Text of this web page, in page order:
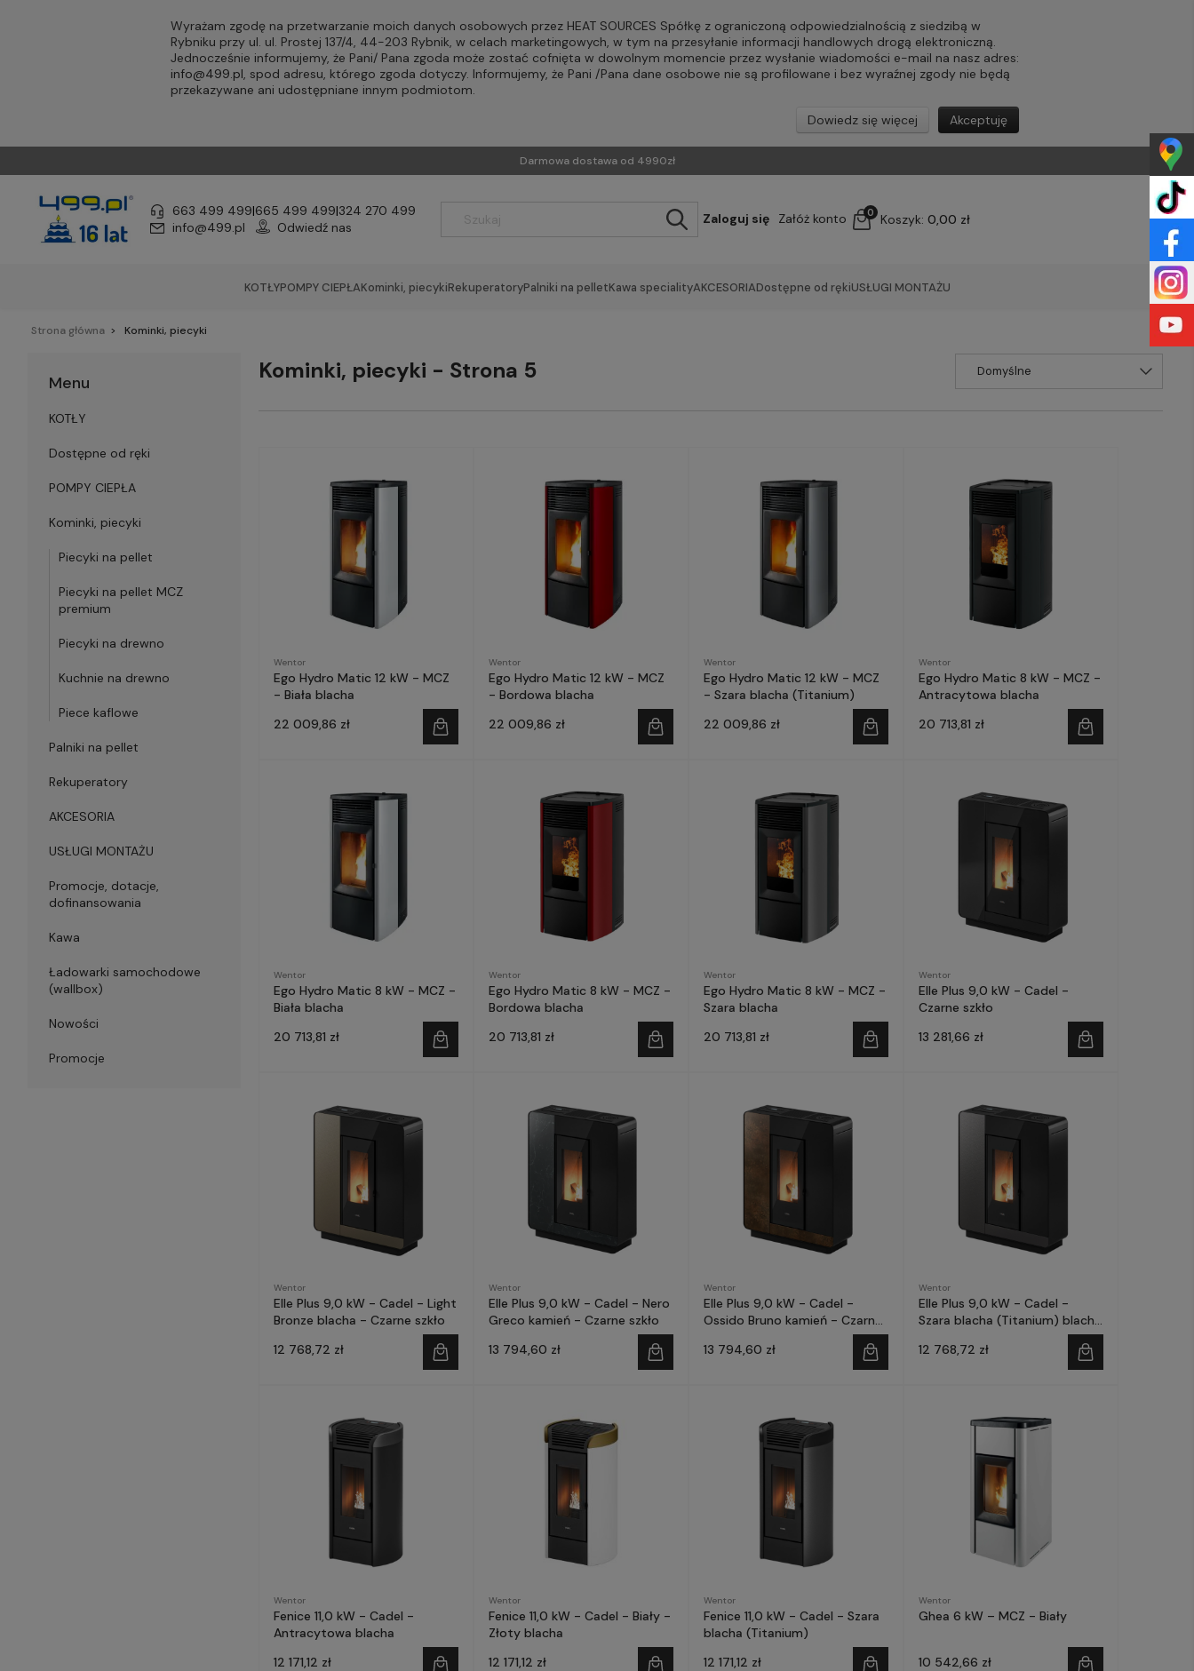
Wyrażam zgodę na przetwarzanie moich danych osobowych przez HEAT SOURCES Spółkę z ograniczoną odpowiedzialnością z siedzibą w
Rybniku przy ul. ul. Prostej 137/4, 44-203 Rybnik, w celach marketingowych, w tym na przesyłanie informacji handlowych drogą elektroniczną.
Jednocześnie informujemy, że Pani/ Pana zgoda może zostać cofnięta w dowolnym momencie przez wysłanie wiadomości e-mail na nasz adres:
info@499.pl, spod adresu, którego zgoda dotyczy. Informujemy, że Pani /Pana dane osobowe nie są profilowane i bez wyraźnej zgody nie będą
przekazywane ani udostępniane innym podmiotom.
Akceptuję
Dowiedz się więcej
Darmowa dostawa od 4990zł
663 499 499|665 499 499|324 270 499
info@499.pl
Odwiedź nas
Zaloguj się Załóż konto Koszyk: 0,00 zł
0
KOTŁYPOMPY CIEPŁAKominki, piecykiRekuperatoryPalniki na pelletKawa specialityAKCESORIADostępne od rękiUSŁUGI MONTAŻU
Strona główna Kominki, piecyki
Menu
KOTŁY
Dostępne od ręki
POMPY CIEPŁA
Kominki, piecyki
Piecyki na pellet
Piecyki na pellet MCZ
premium
Piecyki na drewno
Kuchnie na drewno
Piece kaflowe
Palniki na pellet
Rekuperatory
AKCESORIA
USŁUGI MONTAŻU
Promocje, dotacje,
dofinansowania
Kawa
Ładowarki samochodowe
(wallbox)
Nowości
Promocje
Kominki, piecyki - Strona 5
Wentor
Ego Hydro Matic 12 kW - MCZ
- Biała blacha
22 009,86 zł
Wentor
Ego Hydro Matic 12 kW - MCZ
- Bordowa blacha
22 009,86 zł
Wentor
Ego Hydro Matic 12 kW - MCZ
- Szara blacha (Titanium)
22 009,86 zł
Wentor
Ego Hydro Matic 8 kW - MCZ -
Antracytowa blacha
20 713,81 zł
Wentor
Ego Hydro Matic 8 kW - MCZ -
Biała blacha
20 713,81 zł
Wentor
Ego Hydro Matic 8 kW - MCZ -
Bordowa blacha
20 713,81 zł
Wentor
Ego Hydro Matic 8 kW - MCZ -
Szara blacha
20 713,81 zł
Wentor
Elle Plus 9,0 kW - Cadel -
Czarne szkło
13 281,66 zł
Wentor
Elle Plus 9,0 kW - Cadel - Light
Bronze blacha - Czarne szkło
12 768,72 zł
Wentor
Elle Plus 9,0 kW - Cadel - Nero
Greco kamień - Czarne szkło
13 794,60 zł
Wentor
Elle Plus 9,0 kW - Cadel -
Ossido Bruno kamień - Czarne
13 794,60 zł
Wentor
Elle Plus 9,0 kW - Cadel -
Szara blacha (Titanium) blacha
12 768,72 zł
Wentor
Fenice 11,0 kW - Cadel -
Antracytowa blacha
12 171,12 zł
Wentor
Fenice 11,0 kW - Cadel - Biały -
Złoty blacha
12 171,12 zł
Wentor
Fenice 11,0 kW - Cadel - Szara
blacha (Titanium)
12 171,12 zł
Wentor
Ghea 6 kW – MCZ - Biały
10 542,66 zł